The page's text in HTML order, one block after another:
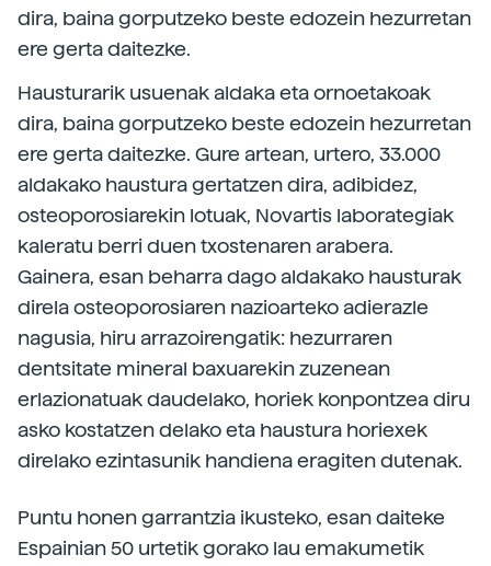
dira, baina gorputzeko beste edozein hezurretan
ere gerta daitezke.
Hausturarik usuenak aldaka eta ornoetakoak
dira, baina gorputzeko beste edozein hezurretan
ere gerta daitezke. Gure artean, urtero, 33.000
aldakako haustura gertatzen dira, adibidez,
osteoporosiarekin lotuak, Novartis laborategiak
kaleratu berri duen txostenaren arabera.
Gainera, esan beharra dago aldakako hausturak
direla osteoporosiaren nazioarteko adierazle
nagusia, hiru arrazoirengatik: hezurraren
dentsitate mineral baxuarekin zuzenean
erlazionatuak daudelako, horiek konpontzea diru
asko kostatzen delako eta haustura horiexek
direlako ezintasunik handiena eragiten dutenak.
Puntu honen garrantzia ikusteko, esan daiteke
Espainian 50 urtetik gorako lau emakumetik